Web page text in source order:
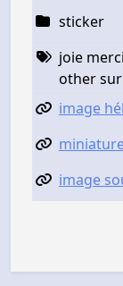
sticker
joie
other
image
image